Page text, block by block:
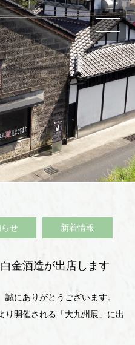
せ 新着情報
金酒造が出店します
にありがとうございます。
り開催される「大九州展」に出